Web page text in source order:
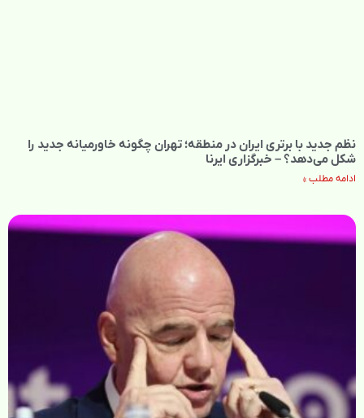
نظم جدید با برتری ایران در منطقه؛ تهران چگونه خاورمیانه جدید را
شکل می‌دهد؟ – خبرگزاری ایرنا
ادامه مطلب »